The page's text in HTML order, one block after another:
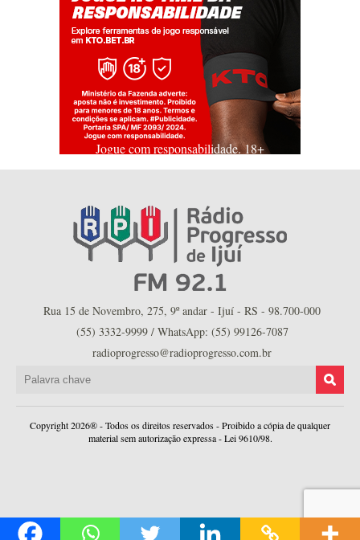
Jogue com responsabilidade. 18+
Rua 15 de Novembro, 275, 9º andar - Ijuí - RS - 98.700-000
(55) 3332-9999 / WhatsApp: (55) 99126-7087
radioprogresso@radioprogresso.com.br
Copyright 2026® - Todos os direitos reservados - Proibido a cópia de qualquer
material sem autorização expressa - Lei 9610/98.